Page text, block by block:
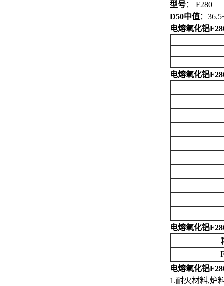
型号： F280
D50中值：
电熔氧化铝
电熔氧化铝
电熔氧化铝
电熔氧化铝
1.耐火材料,炉